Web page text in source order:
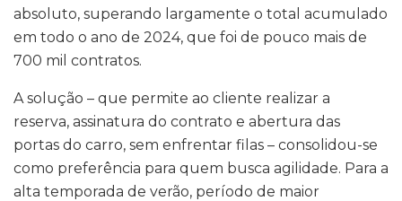
absoluto, superando largamente o total acumulado
em todo o ano de 2024, que foi de pouco mais de
700 mil contratos.
A solução – que permite ao cliente realizar a
reserva, assinatura do contrato e abertura das
portas do carro, sem enfrentar filas – consolidou-se
como preferência para quem busca agilidade. Para a
alta temporada de verão, período de maior